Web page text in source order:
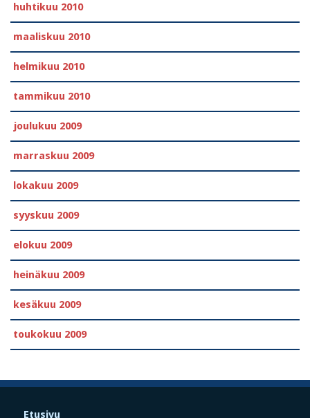
huhtikuu 2010
maaliskuu 2010
helmikuu 2010
tammikuu 2010
joulukuu 2009
marraskuu 2009
lokakuu 2009
syyskuu 2009
elokuu 2009
heinäkuu 2009
kesäkuu 2009
toukokuu 2009
Etusivu